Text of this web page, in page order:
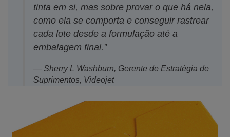
tinta em si, mas sobre provar o que há nela,
como ela se comporta e conseguir rastrear
cada lote desde a formulação até a
embalagem final.”
— Sherry L Washburn, Gerente de Estratégia de
Suprimentos, Videojet